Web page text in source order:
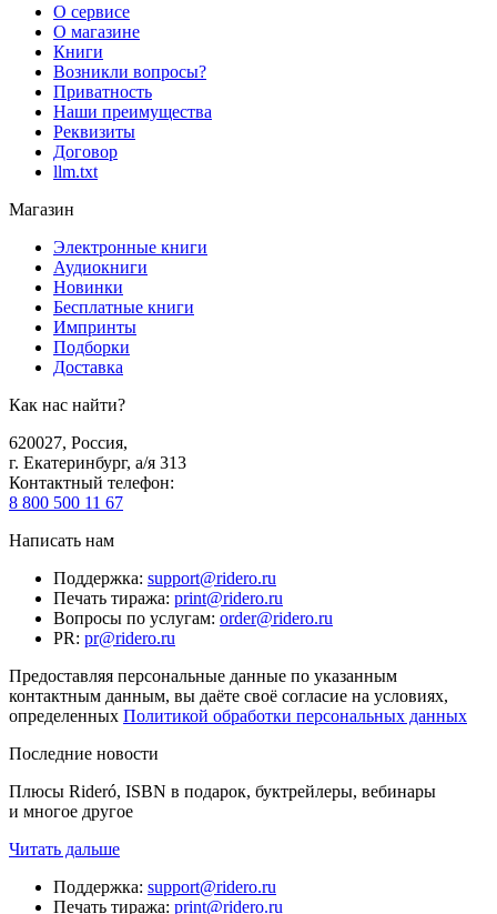
О сервисе
О магазине
Книги
Возникли вопросы?
Приватность
Наши преимущества
Реквизиты
Договор
llm.txt
Магазин
Электронные книги
Аудиокниги
Новинки
Бесплатные книги
Импринты
Подборки
Доставка
Как нас найти?
620027, Россия,
г. Екатеринбург, а/я 313
Контактный телефон:
8 800 500 11 67
Написать нам
Поддержка: support@ridero.ru
Печать тиража: print@ridero.ru
Вопросы по услугам: order@ridero.ru
PR: pr@ridero.ru
Предоставляя персональные данные по указанным
контактным данным, вы даёте своё согласие на условиях,
определенных Политикой обработки персональных данных
Последние новости
Плюсы Rideró, ISBN в подарок, буктрейлеры, вебинары
и многое другое
Читать дальше
Поддержка: support@ridero.ru
Печать тиража: print@ridero.ru